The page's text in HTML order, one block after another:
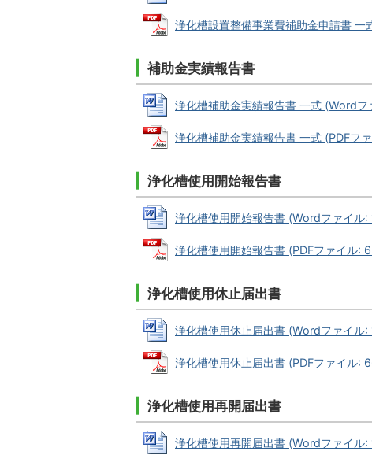
浄化槽設置整備事業費補助金申請書 一
補助金実績報告書
浄化槽補助金実績報告書 一式 (Word
浄化槽補助金実績報告書 一式 (PDFフ
浄化槽使用開始報告書
浄化槽使用開始報告書 (Wordファイル:
浄化槽使用開始報告書 (PDFファイル:
浄化槽使用休止届出書
浄化槽使用休止届出書 (Wordファイル:
浄化槽使用休止届出書 (PDFファイル:
浄化槽使用再開届出書
浄化槽使用再開届出書 (Wordファイル: